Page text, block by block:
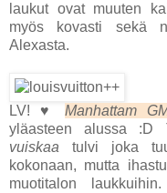
laukut ovat muuten
myös kovasti sekä
Alexasta.
LV! ♥Manhattam
yläasteen alussa :D
vuiskaa tulvi joka
kokonaan, mutta
muotitalon